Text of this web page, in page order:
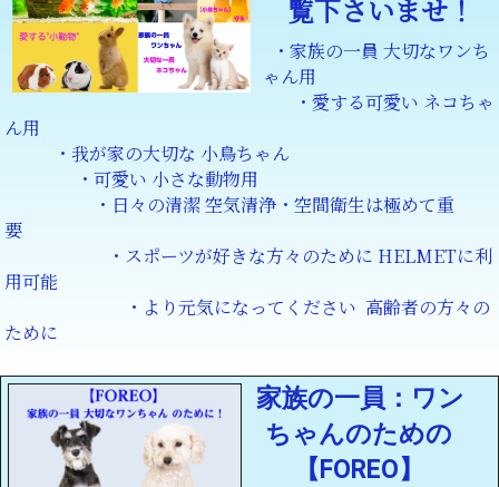
覧下さいませ！
・家族の一員 大切なワンち
ゃん用
・愛する可愛い ネコちゃ
ん用
・我が家の大切な 小鳥ちゃん
・可愛い 小さな動物用
・日々の清潔 空気清浄・空間衛生は極めて重
要
・スポーツが好きな方々のために HELMETに利
用可能
・より元気になってください 高齢者の方々の
ために
家族の一員：ワン
ちゃんのための
【FOREO】